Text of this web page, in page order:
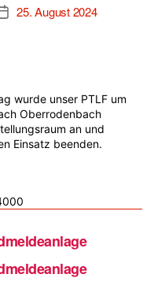
Beitragsdatum
25. August 2024
wurde unser PTLF um
Oberrodenbach
an und
Einsatz beenden.